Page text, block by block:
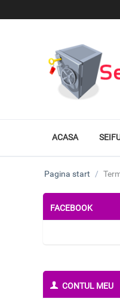
ACASA
Pagina start /
FACEBOOK
CONTUL MEU